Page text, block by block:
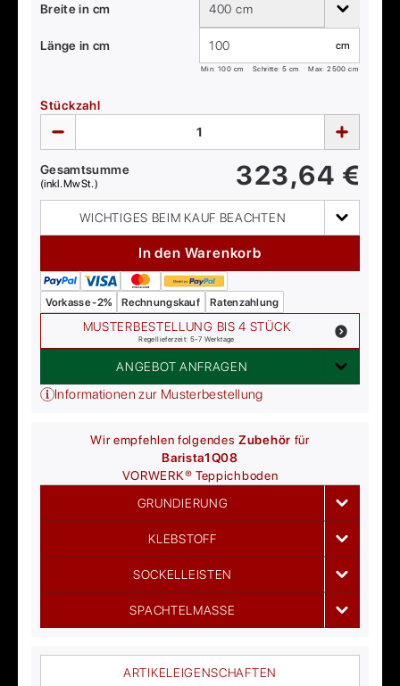
Breite in cm 400 cm
Länge in cm cm
Min: 100 cm Schritte: 5 cm Max:2500 cm
Stückzahl
Gesamtsumme
(inkl. MwSt.) 323,64 €
WICHTIGES BEIM KAUF BEACHTEN
In den Warenkorb
Vorkasse -2% Rechnungskauf Ratenzahlung
MUSTERBESTELLUNG BIS 4 STÜCK
Regellieferzeit: 5-7 Werktage
ANGEBOT ANFRAGEN
Informationen zur Musterbestellung
Wir empfehlen folgendesZubehör für
Barista1Q08
VORWERK® Teppichboden
GRUNDIERUNG
KLEBSTOFF
SOCKELLEISTEN
SPACHTELMASSE
ARTIKELEIGENSCHAFTEN